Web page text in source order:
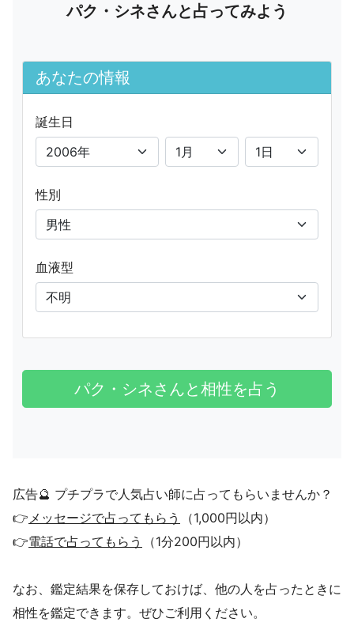
パク・シネさんと占ってみよう
あなたの情報
誕生日
性別
血液型
広告🔮 プチプラで人気占い師に占ってもらいませんか？
👉 メッセージで占ってもらう
（1,000円以内）
👉電話で占ってもらう （1分200円以内）
なお、鑑定結果を保存しておけば、他の人を占ったときに
相性を鑑定できます。ぜひご利用ください。